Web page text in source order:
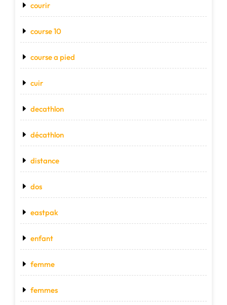
courir
course 10
course a pied
cuir
decathlon
décathlon
distance
dos
eastpak
enfant
femme
femmes